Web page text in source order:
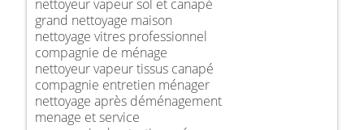
nettoyeur vapeur sol et canapé
grand nettoyage maison
nettoyage vitres professionnel
compagnie de ménage
nettoyeur vapeur tissus canapé
compagnie entretien ménager
nettoyage après déménagement
menage et service